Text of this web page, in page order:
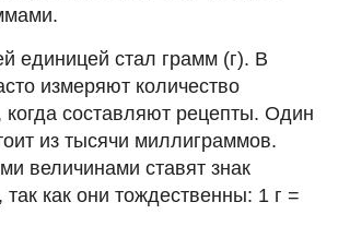
единицей стал грамм (г). В
измеряют количество
когда составляют рецепты. Один
из тысячи миллиграммов.
величинами ставят знак
так как они тождественны: 1 г =